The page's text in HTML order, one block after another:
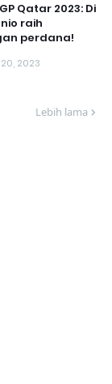
Qatar 2023: Di
raih
perdana!
2023
Lebih lama